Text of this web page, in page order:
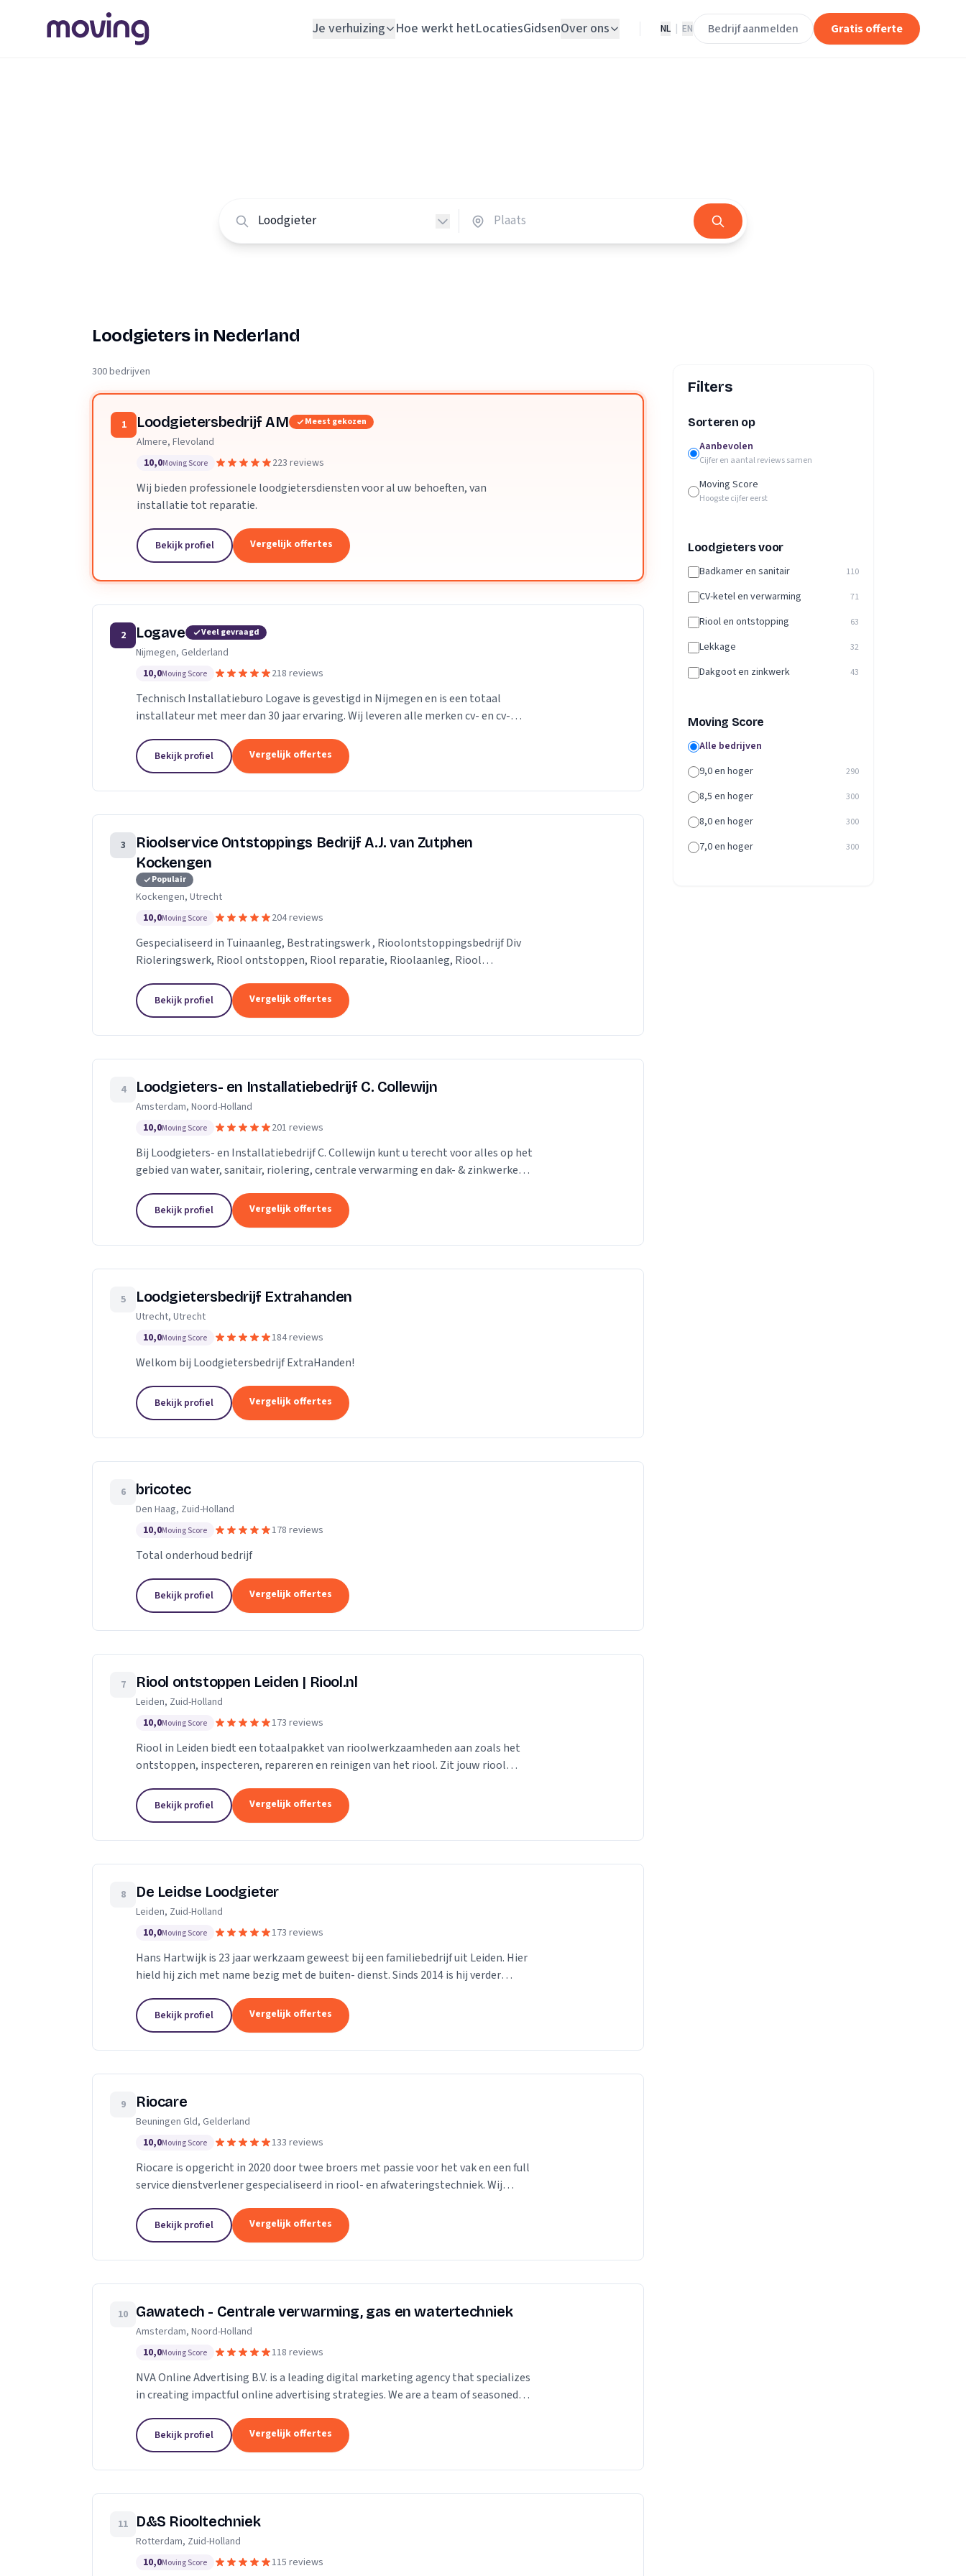
Je verhuizing
Loodgieter
Slotenmaker
Verhuisplanner
Hoe werkt hetLocatiesGidsenOver ons NL EN Bedrijf aanmelden Gratis offerte
Loodgieters in Nederland
300 bedrijven
1 Loodgietersbedrijf AM Meest gekozen
Almere, Flevoland
10,0Moving Score 223 reviews
Wij bieden professionele loodgietersdiensten voor al uw behoeften, van
installatie tot reparatie.
Bekijk profiel Vergelijk offertes
2 Logave Veel gevraagd
Nijmegen, Gelderland
10,0Moving Score 218 reviews
Technisch Installatieburo Logave is gevestigd in Nijmegen en is een totaal
installateur met meer dan 30 jaar ervaring. Wij leveren alle merken cv- en cv-
Bekijk profiel Vergelijk offertes
3
Rioolservice Ontstoppings Bedrijf A.J. van Zutphen
Kockengen
Populair
Kockengen, Utrecht
10,0Moving Score 204 reviews
Gespecialiseerd in Tuinaanleg, Bestratingswerk , Rioolontstoppingsbedrijf Div
Rioleringswerk, Riool ontstoppen, Riool reparatie, Rioolaanleg, Riool
Bekijk profiel Vergelijk offertes
4 Loodgieters- en Installatiebedrijf C. Collewijn
Amsterdam, Noord-Holland
10,0Moving Score 201 reviews
Bij Loodgieters- en Installatiebedrijf C. Collewijn kunt u terecht voor alles op het
gebied van water, sanitair, riolering, centrale verwarming en dak- & zinkwerken.
Bekijk profiel Vergelijk offertes
5 Loodgietersbedrijf Extrahanden
Utrecht, Utrecht
10,0Moving Score 184 reviews
Welkom bij Loodgietersbedrijf ExtraHanden!
Bekijk profiel Vergelijk offertes
6 bricotec
Den Haag, Zuid-Holland
10,0Moving Score 178 reviews
Total onderhoud bedrijf
Bekijk profiel Vergelijk offertes
7 Riool ontstoppen Leiden | Riool.nl
Leiden, Zuid-Holland
10,0Moving Score 173 reviews
Riool in Leiden biedt een totaalpakket van rioolwerkzaamheden aan zoals het
ontstoppen, inspecteren, repareren en reinigen van het riool. Zit jouw riool
Bekijk profiel Vergelijk offertes
8 De Leidse Loodgieter
Leiden, Zuid-Holland
10,0Moving Score 173 reviews
Hans Hartwijk is 23 jaar werkzaam geweest bij een familiebedrijf uit Leiden. Hier
hield hij zich met name bezig met de buiten- dienst. Sinds 2014 is hij verder
Bekijk profiel Vergelijk offertes
9 Riocare
Beuningen Gld, Gelderland
10,0Moving Score 133 reviews
Riocare is opgericht in 2020 door twee broers met passie voor het vak en een full
service dienstverlener gespecialiseerd in riool- en afwateringstechniek. Wij
Bekijk profiel Vergelijk offertes
10 Gawatech - Centrale verwarming, gas en watertechniek
Amsterdam, Noord-Holland
10,0Moving Score 118 reviews
NVA Online Advertising B.V. is a leading digital marketing agency that specializes
in creating impactful online advertising strategies. We are a team of seasoned
Bekijk profiel Vergelijk offertes
11 D&S Riooltechniek
Rotterdam, Zuid-Holland
10,0Moving Score 115 reviews
Filters
Sorteren op
Aanbevolen
Cijfer en aantal reviews samen
Moving Score
Hoogste cijfer eerst
Loodgieters voor
Badkamer en sanitair 110
CV-ketel en verwarming 71
Riool en ontstopping 63
Lekkage 32
Dakgoot en zinkwerk 43
Moving Score
Alle bedrijven
9,0 en hoger
290
8,5 en hoger 300
8,0 en hoger 300
7,0 en hoger 300